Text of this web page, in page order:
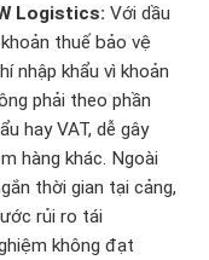
Logistics: Với dầu
thuế bảo vệ
nhập khẩu vì khoản
phải theo phần
hay VAT, dễ gây
hàng khác. Ngoài
thời gian tại cảng,
rủi ro tái
không đạt